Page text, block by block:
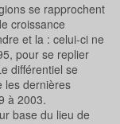
se rapprochent
croissance
et la : celui-ci ne
pour se replier
différentiel se
les dernières
à 2003.
base du lieu de